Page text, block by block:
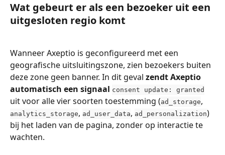
Wat gebeurt er als een bezoeker uit een
uitgesloten regio komt
Wanneer Axeptio is geconfigureerd met een
geografische uitsluitingszone, zien bezoekers buiten
deze zone geen banner. In dit geval zendt Axeptio
automatisch een signaal consent update: granted
uit voor alle vier soorten toestemming (ad_storage,
analytics_storage, ad_user_data, ad_personalization)
bij het laden van de pagina, zonder op interactie te
wachten.